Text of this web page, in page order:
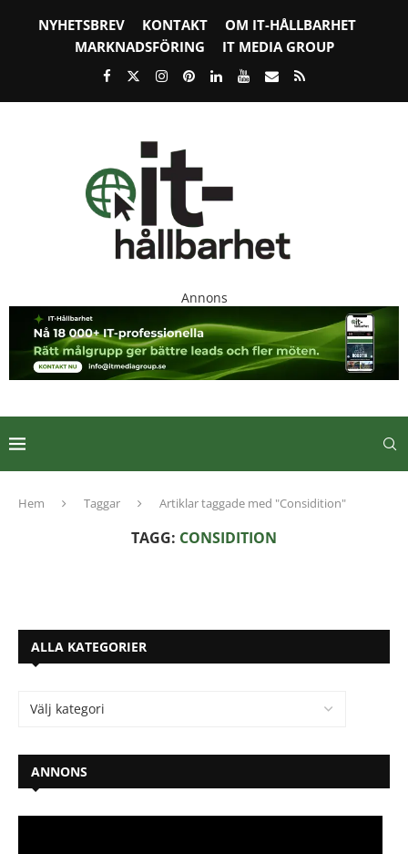
NYHETSBREV KONTAKT
OM IT-HÅLLBARHET
MARKNADSFÖRING
IT MEDIA GROUP
Annons
Hem Taggar Artiklar taggade med "Considition"
TAGG: CONSIDITION
ALLA KATEGORIER
ANNONS